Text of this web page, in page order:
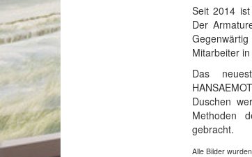
Seit 2014
Der
Mitarbeiter
Das
Duschen
Methoden
gebracht.
Alle Bilder